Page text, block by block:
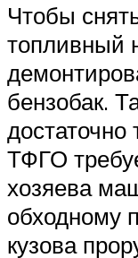
Чтобы
топливный
бензобак.
достаточно
ТФГО
хозяева
обходному
кузова